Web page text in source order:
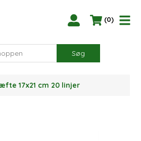
(0)
Søg
17x21 cm 20 linjer